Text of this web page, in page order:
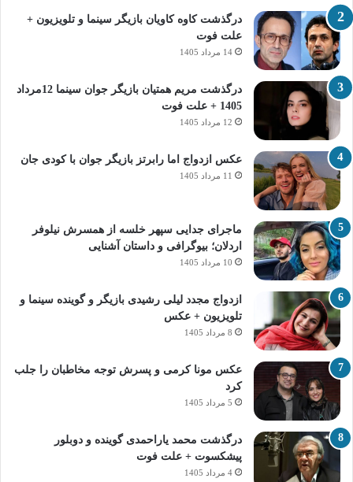
درگذشت کاوه کاویان بازیگر سینما و تلویزیون +
علت فوت
14 مرداد 1405
درگذشت مریم همتیان بازیگر جوان سینما 12مرداد
1405 + علت فوت
12 مرداد 1405
عکس ازدواج اما رابرتز بازیگر جوان با کودی جان
11 مرداد 1405
ماجرای جدایی سپهر خلسه از همسرش نیلوفر
اردلان؛ بیوگرافی و داستان آشنایی
10 مرداد 1405
ازدواج مجدد لیلی رشیدی بازیگر و گوینده سینما و
تلویزیون + عکس
8 مرداد 1405
عکس مونا کرمی و پسرش توجه مخاطبان را جلب
کرد
5 مرداد 1405
درگذشت محمد یاراحمدی گوینده و دوبلور
پیشکسوت + علت فوت
4 مرداد 1405